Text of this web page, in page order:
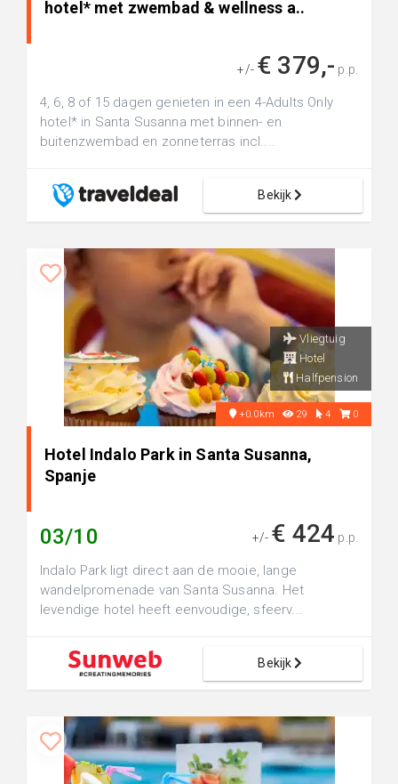
hotel* met zwembad & wellness a..
+/- € 379,- p.p.
4, 6, 8 of 15 dagen genieten in een 4-Adults Only
hotel* in Santa Susanna met binnen- en
buitenzwembad en zonneterras incl....
Bekijk
Vliegtuig
Hotel
Halfpension
+0.0km 29 4 0
Hotel Indalo Park in Santa Susanna,
Spanje
03/10 +/- € 424 p.p.
Indalo Park ligt direct aan de mooie, lange
wandelpromenade van Santa Susanna. Het
levendige hotel heeft eenvoudige, sfeerv...
Bekijk